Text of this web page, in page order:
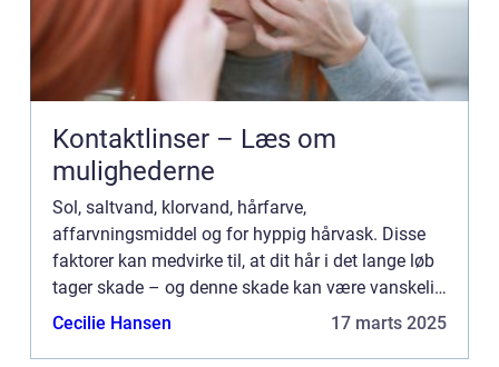
Kontaktlinser – Læs om
mulighederne
Sol, saltvand, klorvand, hårfarve,
affarvningsmiddel og for hyppig hårvask. Disse
faktorer kan medvirke til, at dit hår i det lange løb
tager skade – og denne skade kan være vanskelig
at rette op på. Et h&ar...
Cecilie Hansen 17 marts 2025